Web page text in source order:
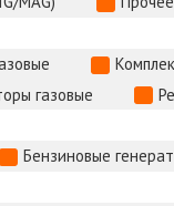
газовые
Бензиновые